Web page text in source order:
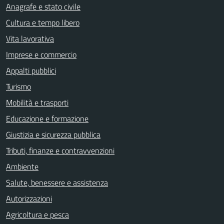
Anagrafe e stato civile
Cultura e tempo libero
Vita lavorativa
Imprese e commercio
Appalti pubblici
Turismo
Mobilità e trasporti
Educazione e formazione
Giustizia e sicurezza pubblica
Tributi, finanze e contravvenzioni
Ambiente
Salute, benessere e assistenza
Autorizzazioni
Agricoltura e pesca